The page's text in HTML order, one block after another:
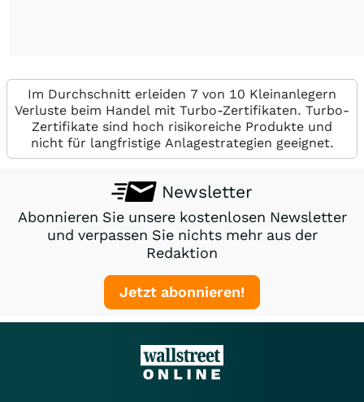
Im Durchschnitt erleiden 7 von 10 Kleinanlegern
Verluste beim Handel mit Turbo-Zertifikaten. Turbo-
Zertifikate sind hoch risikoreiche Produkte und
nicht für langfristige Anlagestrategien geeignet.
Newsletter
Abonnieren Sie unsere kostenlosen Newsletter
und verpassen Sie nichts mehr aus der
Redaktion
Jetzt abonnieren!